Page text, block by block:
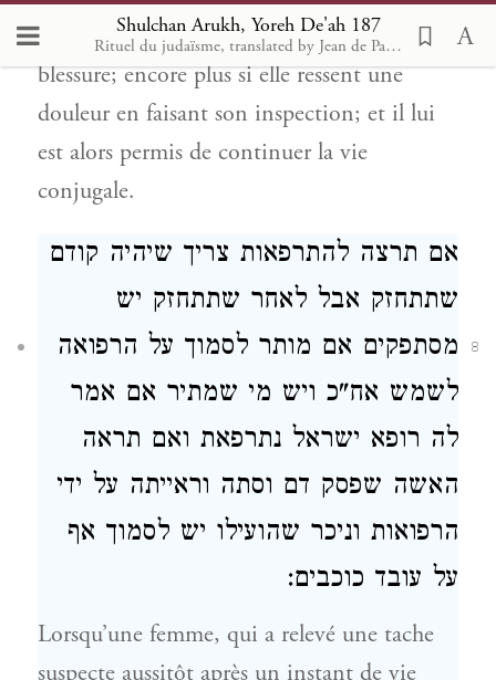
Shulchan Arukh, Yoreh De'ah 187
Rituel du judaïsme, translated by Jean de Pavly with the assistance of M. A. Neviasky. 1898 [fr]
peut conclure qu’elle a là une petite
blessure; encore plus si elle ressent une
douleur en faisant son inspection; et il lui
est alors permis de continuer la vie
conjugale.
8
אם תרצה להתרפאות צריך שיהיה קודם
שתתחזק אבל לאחר שתתחזק יש
מסתפקים אם מותר לסמוך על הרפואה
לשמש אח"כ ויש מי שמתיר אם אמר
לה רופא ישראל נתרפאת ואם תראה
האשה שפסק דם וסתה וראייתה על ידי
הרפואות וניכר שהועילו יש לסמוך אף
על עובד כוכבים:
Lorsqu’une femme, qui a relevé une tache
suspecte aussitôt après un instant de vie